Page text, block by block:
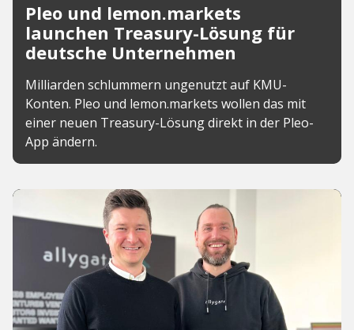
Pleo und lemon.markets
launchen Treasury-Lösung für
deutsche Unternehmen
Milliarden schlummern ungenutzt auf KMU-
Konten. Pleo und lemon.markets wollen das mit
einer neuen Treasury-Lösung direkt in der Pleo-
App ändern.